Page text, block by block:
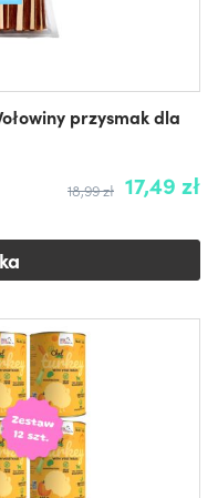
przysmak dla
17,49 zł
18,99 zł